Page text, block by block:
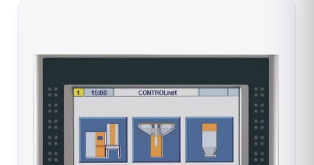
CO